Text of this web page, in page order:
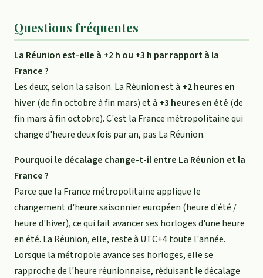
Questions fréquentes
La Réunion est-elle à +2 h ou +3 h par rapport à la
France ?
Les deux, selon la saison. La Réunion est à +2 heures en
hiver(de fin octobre à fin mars) et à +3 heures en été (de
fin mars à fin octobre). C'est la France métropolitaine qui
change d'heure deux fois par an, pas La Réunion.
Pourquoi le décalage change-t-il entre La Réunion et la
France ?
Parce que la France métropolitaine applique le
changement d'heure saisonnier européen (heure d'été /
heure d'hiver), ce qui fait avancer ses horloges d'une heure
en été. La Réunion, elle, reste à UTC+4 toute l'année.
Lorsque la métropole avance ses horloges, elle se
rapproche de l'heure réunionnaise, réduisant le décalage